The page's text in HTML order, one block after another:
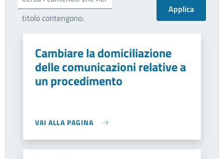
titolo contengono:
Cambiare la domiciliazione
delle comunicazioni relative a
un procedimento
VAI ALLA PAGINA